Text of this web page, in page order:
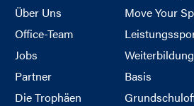
Über Uns
Office-Team
Jobs
Partner
Die Trophäen
Move Your
Weiterbildung
Basis